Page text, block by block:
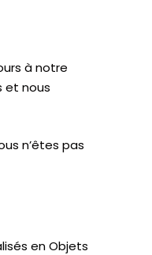
à notre
et nous
n’êtes pas
en Objets